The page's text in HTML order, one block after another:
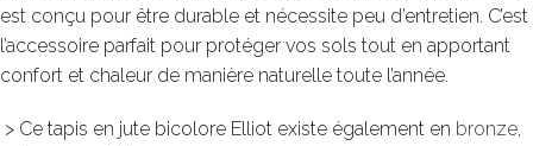
est conçu pour être durable et nécessite peu d’entretien. C’est
l’accessoire parfait pour protéger vos sols tout en apportant
confort et chaleur de manière naturelle toute l’année.
> Ce tapis en jute bicolore Elliot existe également en bronze,